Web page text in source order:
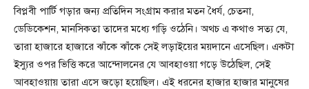
বিপ্লবী পার্টি গড়ার জন্য প্রতিদিন সংগ্রাম করার মতন ধৈর্য, চেতনা,
ডেডিকেশন, মানসিকতা তাদের মধ্যে গড়ি ওঠেনি। অথচ এ কথাও সত্য যে,
তারা হাজারে হাজারে ঝাঁকে ঝাঁকে সেই লড়াইয়ের ময়দানে এসেছিল। একটা
ইস্যুর ওপর ভিত্তি করে আন্দোলনের যে আবহাওয়া গড়ে উঠেছিল, সেই
আবহাওয়ায় তারা এসে জড়ো হয়েছিল। এই ধরনের হাজার হাজার মানুষের